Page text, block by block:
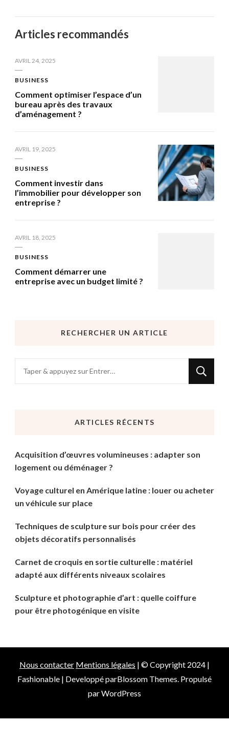
Articles recommandés
AVRIL 24, 2025
BUSINESS
Comment optimiser l’espace d’un
bureau après des travaux
d’aménagement ?
AVRIL 19, 2025
BUSINESS
Comment investir dans
l’immobilier pour développer son
entreprise ?
AVRIL 18, 2025
BUSINESS
Comment démarrer une
entreprise avec un budget limité ?
RECHERCHER UN ARTICLE
recherchiez
ARTICLES RÉCENTS
Acquisition d’œuvres volumineuses : adapter son
logement ou déménager ?
Voyage culturel en Amérique latine : louer ou acheter
un véhicule sur place
Techniques de sculpture sur bois pour créer des
objets décoratifs personnalisés
Carnet de croquis en sortie culturelle : matériel
adapté aux différents niveaux scolaires
Sculpture et photographie d’art : quelle coiffure
pour être photogénique en visite
Nous contacter Mentions légales | © Copyright 2024 |
Fashionable | Developpé parBlossom Themes . Propulsé
parWordPress